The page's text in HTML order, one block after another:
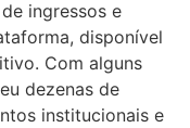
ingressos e
disponível
Com alguns
dezenas de
institucionais e